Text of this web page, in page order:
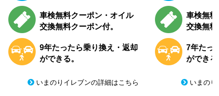
車検無料クーポン・オイル
交換無料クーポン付。
9年たったら乗り換え・返却
ができる。
いまのりイレブンの詳細はこちら
車検無
交換無
7年たっ
ができる
いまの